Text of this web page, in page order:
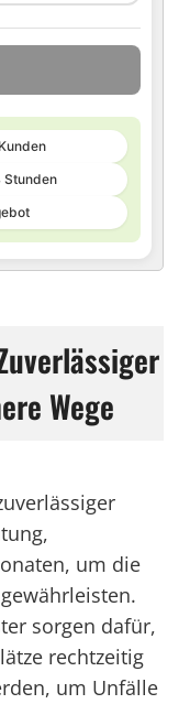
Stunden
Wege
um die
sorgen dafür,
rechtzeitig
um Unfälle